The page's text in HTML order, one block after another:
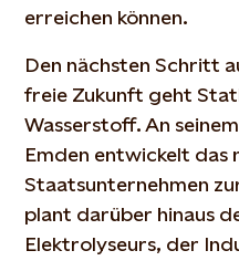
erreichen können.
Den nächsten Schritt
freie Zukunft geht
Wasserstoff. An
Emden entwickelt das
Staatsunternehmen
plant darüber hinaus
Elektrolyseurs, der